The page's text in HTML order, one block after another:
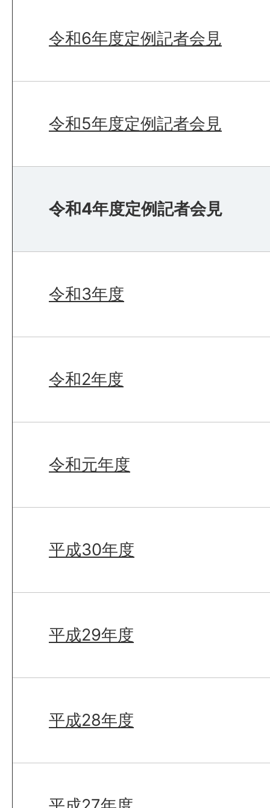
令和6年度定例記者会見
令和5年度定例記者会見
令和4年度定例記者会見
令和3年度
令和2年度
令和元年度
平成30年度
平成29年度
平成28年度